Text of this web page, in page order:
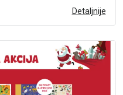
Detaljnije